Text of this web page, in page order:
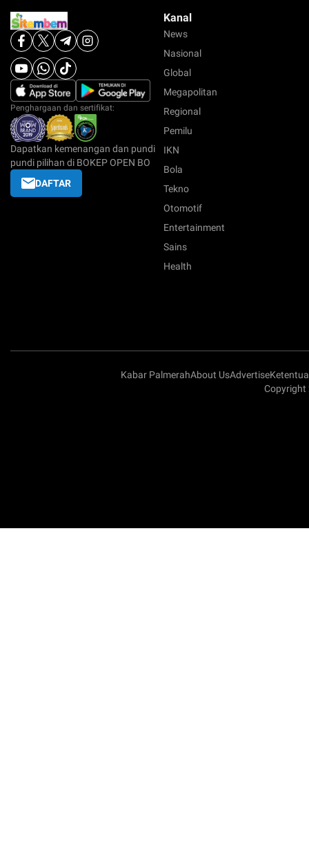
Penghargaan dan sertifikat:
Dapatkan kemenangan dan pundi
pundi pilihan di BOKEP OPEN BO
DAFTAR
Kanal
News
Nasional
Global
Megapolitan
Regional
Pemilu
IKN
Bola
Tekno
Otomotif
Entertainment
Sains
Health
Kabar PalmerahAbout UsAdvertise
Copyright